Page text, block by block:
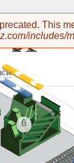
This
includes/
6